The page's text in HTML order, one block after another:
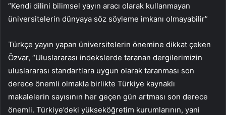
“Kendi dilini bilimsel yayın aracı olarak kullanmayan
üniversitelerin dünyaya söz söyleme imkanı olmayabilir”
Türkçe yayın yapan üniversitelerin önemine dikkat çeken
Özvar, “Uluslararası indekslerde taranan dergilerimizin
uluslararası standartlara uygun olarak taranması son
derece önemli olmakla birlikte Türkiye kaynaklı
makalelerin sayısının her geçen gün artması son derece
önemli. Türkiye’deki yükseköğretim kurumlarının, yani